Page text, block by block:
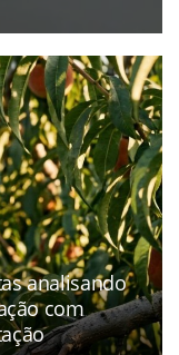
analisando
com